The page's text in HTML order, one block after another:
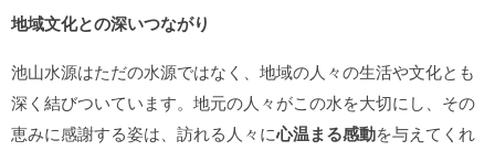
地域文化との深いつながり
池山水源はただの水源ではなく、地域の人々の生活や文化とも
深く結びついています。地元の人々がこの水を大切にし、その
恵みに感謝する姿は、訪れる人々に心温まる感動を与えてくれ